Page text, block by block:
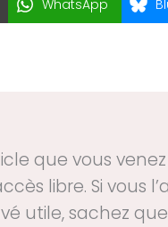
WhatsApp
que vous
libre. Si vous
utile, sachez